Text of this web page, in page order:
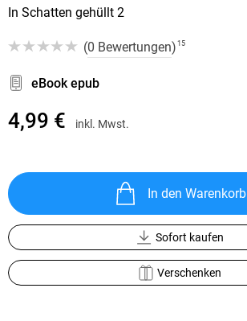
In Schatten gehüllt 2
(0 Bewertungen) 15
eBook epub
4,99 € inkl. Mwst.
In den Warenkorb
Sofort kaufen
Verschenken